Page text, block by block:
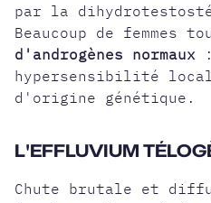
par la
Beaucoup de femmes
d'androgènes normaux
hypersensibilité
d'origine génétique.
L'EFFLUVIUM
Chute brutale et